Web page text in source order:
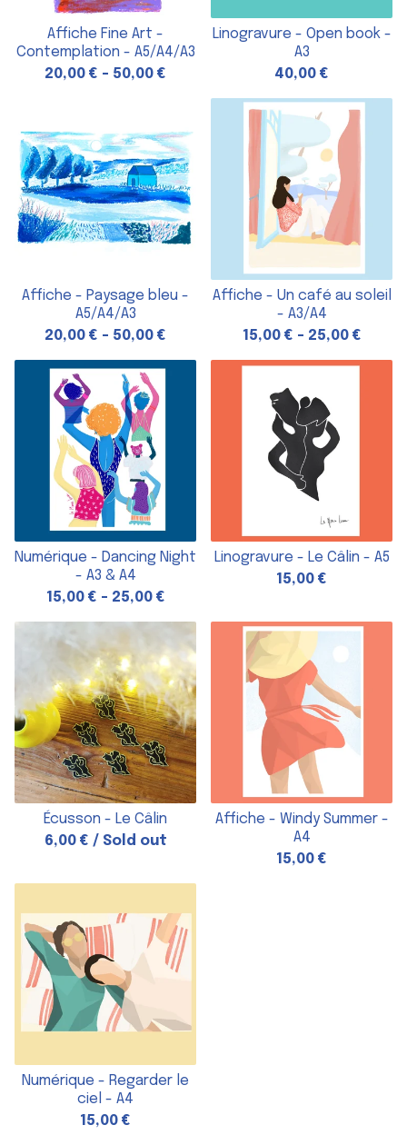
Affiche Fine Art -
Contemplation - A5/A4/A3
20,00 € - 50,00 €
Linogravure - Open book -
A3
40,00 €
Affiche - Paysage bleu -
A5/A4/A3
20,00 € - 50,00 €
Affiche - Un café au soleil
- A3/A4
15,00 € - 25,00 €
Numérique - Dancing Night
- A3 & A4
15,00 € - 25,00 €
Linogravure - Le Câlin - A5
15,00 €
Écusson - Le Câlin
6,00 € / Sold out
Affiche - Windy Summer -
A4
15,00 €
Numérique - Regarder le
ciel - A4
15,00 €